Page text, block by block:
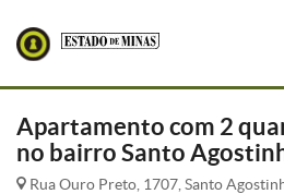
Apartamento com 2
no bairro Santo
Rua Ouro Preto, 1707, Santo